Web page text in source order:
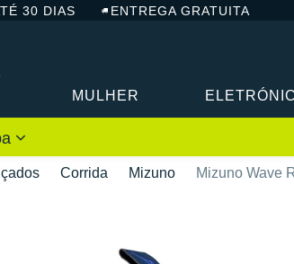
30 DIAS ENTREGA GRATUITA
MULHER
Corrida Mizuno Mizuno Wave